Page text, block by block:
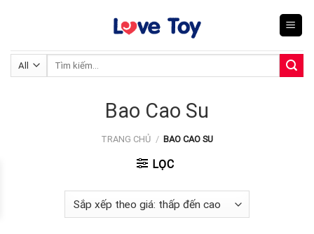
Tìm
Bao Cao Su
TRANG CHỦ / BAO CAO SU
LỌC